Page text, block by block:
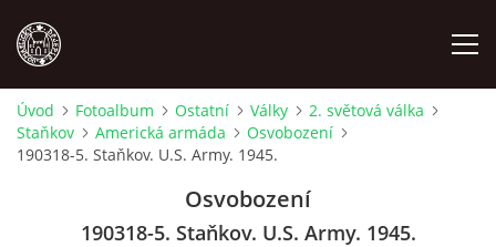
MÍSTOPIS
Úvod Fotoalbum Ostatní Války
2. světová válka
Staňkov
Americká armáda
Osvobození
190318-5. Staňkov. U.S. Army. 1945.
Osvobození
190318-5. Staňkov. U.S. Army. 1945.